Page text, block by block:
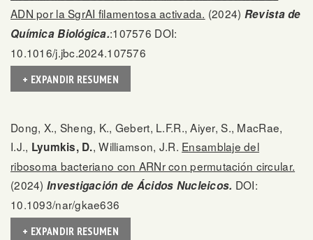
ADN por la SgrAI filamentosa activada. (2024) Revista de
Química Biológica.:107576 DOI:
10.1016/j.jbc.2024.107576
+ EXPANDIR RESUMEN
Dong, X., Sheng, K., Gebert, L.F.R., Aiyer, S., MacRae,
I.J., Lyumkis, D., Williamson, J.R. Ensamblaje del
ribosoma bacteriano con ARNr con permutación circular.
(2024) Investigación de Ácidos Nucleicos. DOI:
10.1093/nar/gkae636
+ EXPANDIR RESUMEN